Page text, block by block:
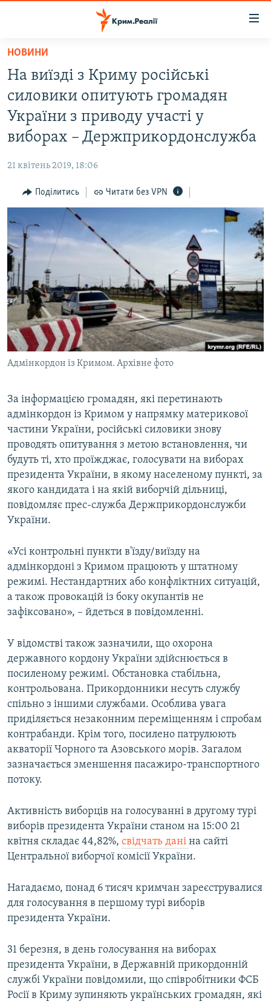
Перейти
основного
матеріалу
Перейти
до
основної
Перейти
пошуку
ВОДА.КРИМ
ВІДЕО ТА ФОТО
ПОЛІТИКА
ІНТЕРВ'Ю
ВСЕ ЗА ДЕНЬ
СПЕЦПРОЕКТИ
ДЕПОРТАЦІЯ
ВІДЕОУРОКИ «ELIFBE»
СВІДЧЕННЯ ОКУПАЦІЇ
УКРАЇНСЬКА ПРОБЛЕМА КРИМУ
ІНФОГРАФІКА
ЯК ОБІЙТИ БЛОКУВАННЯ
Русский
Qırımtatar
ДОЛУЧАЙСЯ!
Усі сайти RFE/RL
НОВИНИ
На виїзді з Криму російські
силовики опитують громадян
України з приводу участі у
виборах – Держприкордонслужба
21 квітень 2019, 18:06
Поділитись Читати без VPN
Адмінкордон із Кримом. Архівне фото
За інформацією громадян, які перетинають
адмінкордон із Кримом у напрямку материкової
частини України, російські силовики знову
проводять опитування з метою встановлення, чи
будуть ті, хто проїжджає, голосувати на виборах
президента України, в якому населеному пункті, за
якого кандидата і на якій виборчій дільниці,
повідомляє прес-служба Держприкордонслужби
України.
«Усі контрольні пункти в'їзду/виїзду на
адмінкордоні з Кримом працюють у штатному
режимі. Нестандартних або конфліктних ситуацій,
а також провокацій із боку окупантів не
зафіксовано», – йдеться в повідомленні.
У відомстві також зазначили, що охорона
державного кордону України здійснюється в
посиленому режимі. Обстановка стабільна,
контрольована. Прикордонники несуть службу
спільно з іншими службами. Особлива увага
приділяється незаконним переміщенням і спробам
контрабанди. Крім того, посилено патрулюють
акваторії Чорного та Азовського морів. Загалом
зазначається зменшення пасажиро-транспортного
потоку.
Активність виборців на голосуванні в другому турі
виборів президента України станом на 15:00 21
квітня складає 44,82%, свідчать дані на сайті
Центральної виборчої комісії України.
Нагадаємо, понад 6 тисяч кримчан зареєструвалися
для голосування в першому турі виборів
президента України.
31 березня, в день голосування на виборах
президента України, в Державній прикордонній
службі України повідомили, що співробітники ФСБ
Росії в Криму зупиняють українських громадян, які